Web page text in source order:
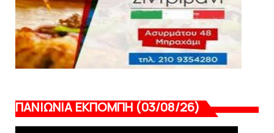
ΠΑΝΙΩΝΙΑ ΕΚΠΟΜΠΗ (03/08/26)